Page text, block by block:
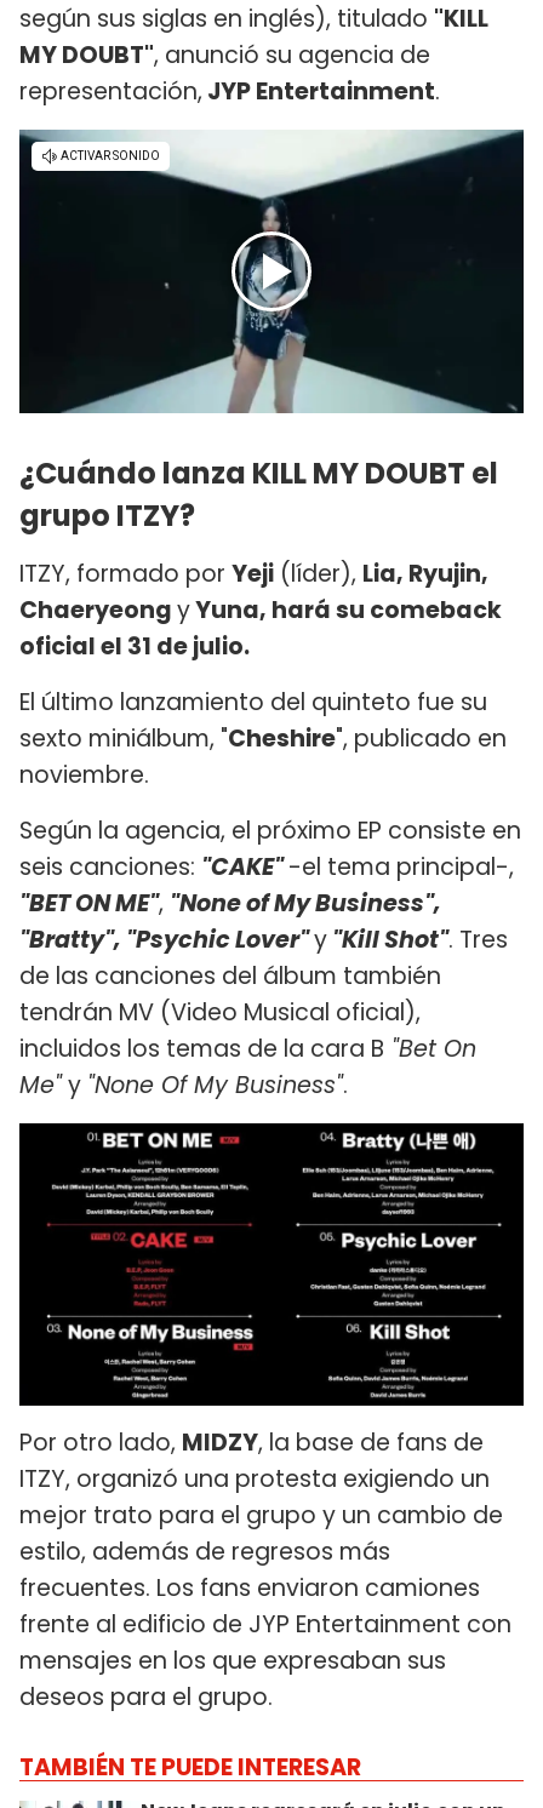
según sus siglas en inglés), titulado "KILL
MY DOUBT", anunció su agencia de
representación, JYP Entertainment.
¿Cuándo lanza KILL MY DOUBT el
grupo ITZY?
ITZY, formado por Yeji (líder), Lia, Ryujin,
ChaeryeongyYuna, hará su comeback
oficial el 31 de julio.
El último lanzamiento del quinteto fue su
sexto miniálbum, "Cheshire", publicado en
noviembre.
Según la agencia, el próximo EP consiste en
seis canciones: "CAKE"-el tema principal-,
"BET ON ME", "None of My Business",
"Bratty", "Psychic Lover"y "Kill Shot". Tres
de las canciones del álbum también
tendrán MV (Video Musical oficial),
incluidos los temas de la cara B "Bet On
Me"y "None Of My Business".
Por otro lado, MIDZY, la base de fans de
ITZY, organizó una protesta exigiendo un
mejor trato para el grupo y un cambio de
estilo, además de regresos más
frecuentes. Los fans enviaron camiones
frente al edificio de JYP Entertainment con
mensajes en los que expresaban sus
deseos para el grupo.
TAMBIÉN TE PUEDE INTERESAR